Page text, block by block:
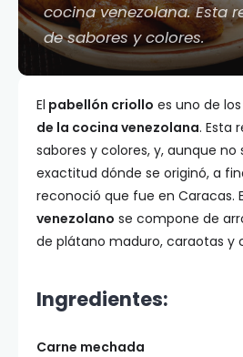
cocina venezolana. Esta
de sabores y colores.
El pabellón criollo es uno de
de la cocina venezolana. Esta
sabores y colores, y, aunque no
exactitud dónde se originó, a
reconoció que fue en Caracas.
venezolano se compone de
de plátano maduro, caraotas y
Ingredientes:
Carne mechada